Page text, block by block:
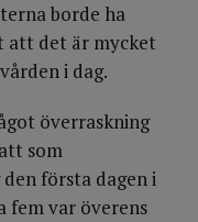
borde ha
att det är mycket
i dag.
överraskning
som
första dagen i
fem var överens